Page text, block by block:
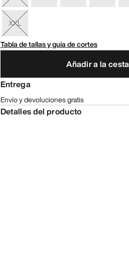
XXL
Tabla de tallas y guía de cortes
Añadir a la cesta
Entrega
Envío y devoluciones gratis
Detalles del producto